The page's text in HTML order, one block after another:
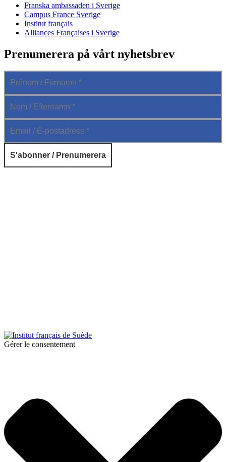
Franska ambassaden i Sverige
Campus France Sverige
Institut français
Alliances Françaises i Sverige
Prenumerera på vårt nyhetsbrev
Gérer le consentement